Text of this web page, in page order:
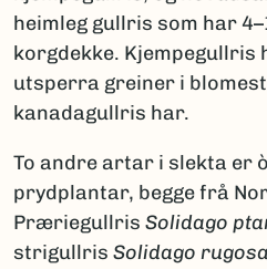
heimleg gullris som har
korgdekke. Kjempegullris
utsperra greiner i
kanadagullris har.
To andre artar i slekta er
prydplantar, begge frå
Præriegullris Solidago
strigullris Solidago rugosa